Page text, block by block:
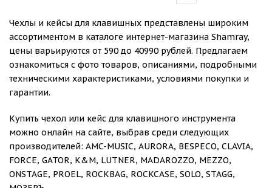
Чехлы и кейсы для клавишных представлены широким
ассортиментом в каталоге интернет-магазина Shamray,
цены варьируются от 590 до 40990 рублей. Предлагаем
ознакомиться с фото товаров, описаниями, подробными
техническими характеристиками, условиями покупки и
гарантии.
Купить чехол или кейс для клавишного инструмента
можно онлайн на сайте, выбрав среди следующих
производителей: AMC-MUSIC, AURORA, BESPECO, CLAVIA,
FORCE, GATOR, K&M, LUTNER, MADAROZZO, MEZZO,
ONSTAGE, PROEL, ROCKBAG, ROCKCASE, SOLO, STAGG,